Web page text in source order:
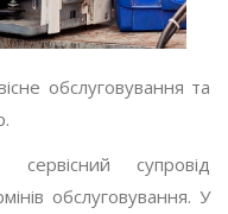
обслуговування та
супровід
обслуговування. У